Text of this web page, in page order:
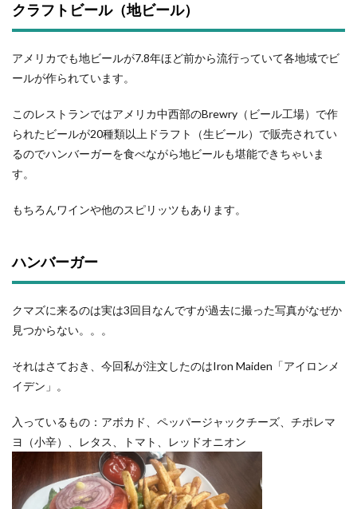
クラフトビール（地ビール）
アメリカでも地ビールが7.8年ほど前から流行っていて各地域でビ
ールが作られています。
このレストランではアメリカ中西部のBrewry（ビール工場）で作
られたビールが20種類以上ドラフト（生ビール）で販売されてい
るのでハンバーガーを食べながら地ビールも堪能できちゃいま
す。
もちろんワインや他のスピリッツもあります。
ハンバーガー
クマズに来るのは実は3回目なんですが過去に撮った写真がなぜか
見つからない。。。
それはさておき、今回私が注文したのはIron Maiden「アイロンメ
イデン」。
入っているもの：アボカド、ペッパージャックチーズ、チポレマ
ヨ（小辛）、レタス、トマト、レッドオニオン